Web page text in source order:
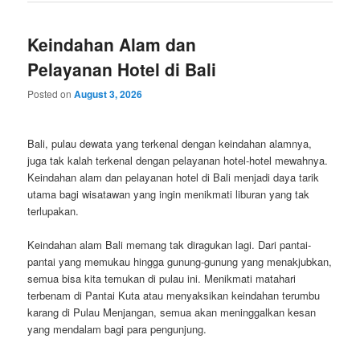
Keindahan Alam dan
Pelayanan Hotel di Bali
Posted onAugust 3, 2026
Bali, pulau dewata yang terkenal dengan keindahan alamnya,
juga tak kalah terkenal dengan pelayanan hotel-hotel mewahnya.
Keindahan alam dan pelayanan hotel di Bali menjadi daya tarik
utama bagi wisatawan yang ingin menikmati liburan yang tak
terlupakan.
Keindahan alam Bali memang tak diragukan lagi. Dari pantai-
pantai yang memukau hingga gunung-gunung yang menakjubkan,
semua bisa kita temukan di pulau ini. Menikmati matahari
terbenam di Pantai Kuta atau menyaksikan keindahan terumbu
karang di Pulau Menjangan, semua akan meninggalkan kesan
yang mendalam bagi para pengunjung.